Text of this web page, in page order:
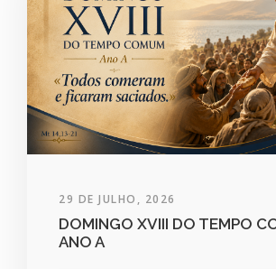
29 DE JULHO, 2026
DOMINGO XVIII DO TEMPO
ANO A